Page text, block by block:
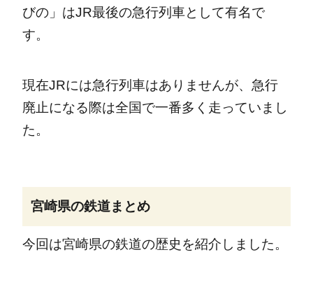
びの」はJR最後の急行列車として有名で
す。
現在JRには急行列車はありませんが、急行
廃止になる際は全国で一番多く走っていまし
た。
宮崎県の鉄道まとめ
今回は宮崎県の鉄道の歴史を紹介しました。